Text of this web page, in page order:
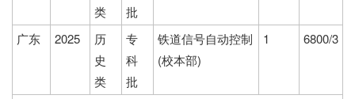
类
批
广东 2025
历
史
类
专
科
批
铁道信号自动控制
(校本部)
1 6800/3